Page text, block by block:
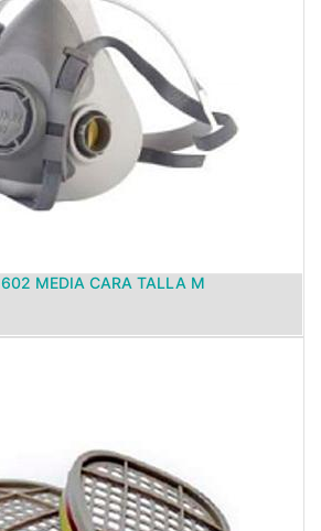
MEDIA CARA TALLA M